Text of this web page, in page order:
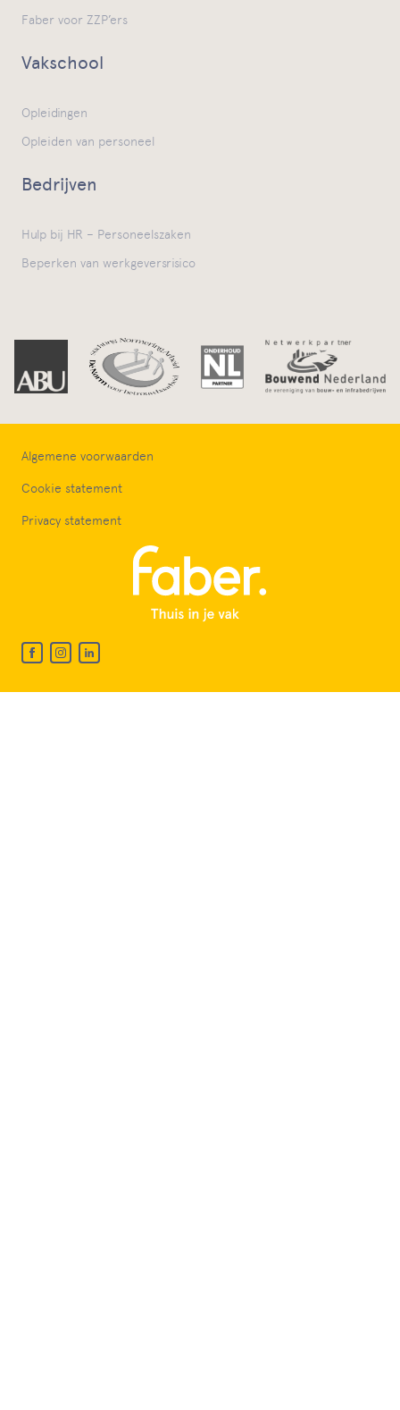
Faber voor ZZP’ers
Vakschool
Opleidingen
Opleiden van personeel
Bedrijven
Hulp bij HR – Personeelszaken
Beperken van werkgeversrisico
Algemene voorwaarden
Cookie statement
Privacy statement